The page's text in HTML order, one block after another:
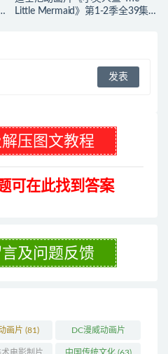
Little Mermaid》第1-2季全39集
解压图文教程
可在此找到答案
及问题反馈
画片 (81) DC漫威动画片
(104)